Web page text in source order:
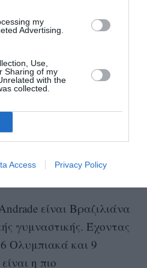
my
Advertising.
Use,
Sharing of my
with the
collected.
Access Privacy Policy
FrXz7wWtQg
(@Olympics)
5, 2024
είναι Βραζιλιάνα
γυμναστικής. Έχοντας
Ολυμπιακά και 9
η πιο